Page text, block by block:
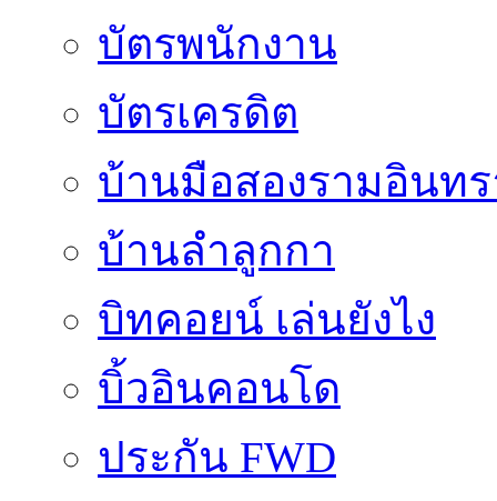
บัตรพนักงาน
บัตรเครดิต
บ้านมือสองรามอินท
บ้านลำลูกกา
บิทคอยน์ เล่นยังไง
บิ้วอินคอนโด
ประกัน FWD